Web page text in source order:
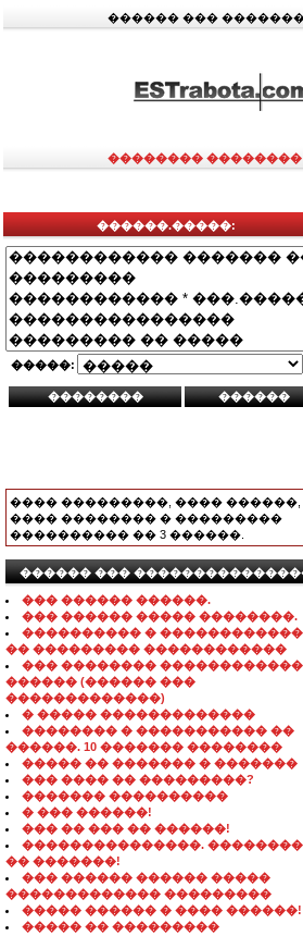
������ ���
�������� ��������
������.�����:
�����:
���� ���������, ���� ������,
���� �������� � ���������
���������� �� 3 ������.
������ ���
��� ������ ������.
��� ������ ����� ��������.
���������� �
�� ��������� ������������
��� �������� ������������
������ (������ ���
�������������)
� ����� �������������
�������� � ����������� ��
������. 10 ������� ��������
����� �� ������� � �������
��� ���� �� ���������?
������� ����������
� ��� ������!
��� �� ��� �� ������!
���������������.
�� �������!
��� ������ ������ �����
������������� ���������
����� ������ � ���� ������!
����� �� ���������